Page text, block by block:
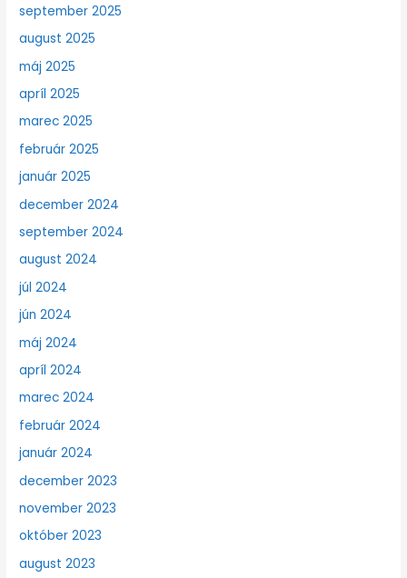
september 2025
august 2025
máj 2025
apríl 2025
marec 2025
február 2025
január 2025
december 2024
september 2024
august 2024
júl 2024
jún 2024
máj 2024
apríl 2024
marec 2024
február 2024
január 2024
december 2023
november 2023
október 2023
august 2023